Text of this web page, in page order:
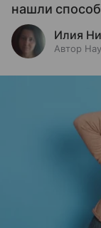
нашли
Илия
Автор